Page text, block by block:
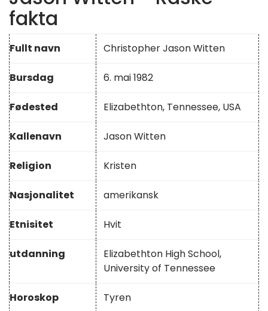
fakta
Fullt navn Christopher Jason Witten
Bursdag 6. mai 1982
Fødested Elizabethton, Tennessee, USA
Kallenavn Jason Witten
Religion Kristen
Nasjonalitet amerikansk
Etnisitet Hvit
utdanning
Elizabethton High School,
University of Tennessee
Horoskop Tyren